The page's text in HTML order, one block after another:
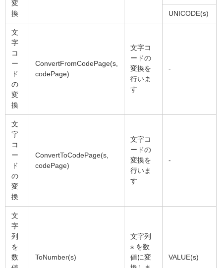
変
換
UNICODE(s)
文
字
コ
ー
ド
の
変
換
ConvertFromCodePage(s,
codePage)
文字コ
ードの
変換を
行いま
す
-
文
字
コ
ー
ド
の
変
換
ConvertToCodePage(s,
codePage)
文字コ
ードの
変換を
行いま
す
-
文
字
列
を
数
ToNumber(s)
文字列
s を数
値に変
VALUE(s)